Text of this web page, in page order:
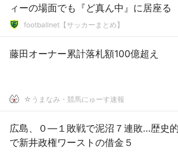
ィーの場面でも『ど真ん中』に居座る
footballnet【サッカーまとめ】
藤田オーナー累計落札額100億超え
☆うまなみ・競馬にゅーす速報
広島、０―１敗戦で泥沼７連敗…歴史
で新井政権ワーストの借金５